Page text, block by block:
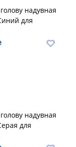
надувная
для
надувная
для